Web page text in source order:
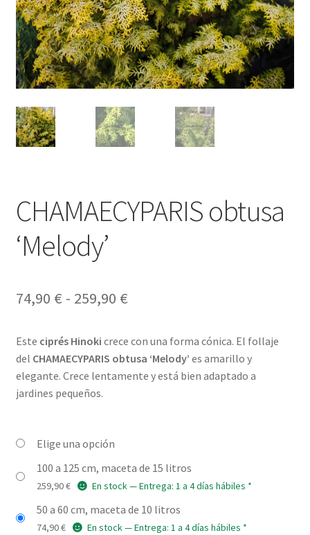
CHAMAECYPARIS obtusa
‘Melody’
74,90 € - 259,90 €Rango
precios:
desde
Este ciprés Hinoki crece con una forma cónica. El follaje
del CHAMAECYPARIS obtusa ‘Melody’ es amarillo y
elegante. Crece lentamente y está bien adaptado a
jardines pequeños.
Elige una opción
100 a 125 cm, maceta de 15 litros
259,90€ En stock — Entrega: 1 a 4 días hábiles *
50 a 60 cm, maceta de 10 litros
74,90€ En stock — Entrega: 1 a 4 días hábiles *